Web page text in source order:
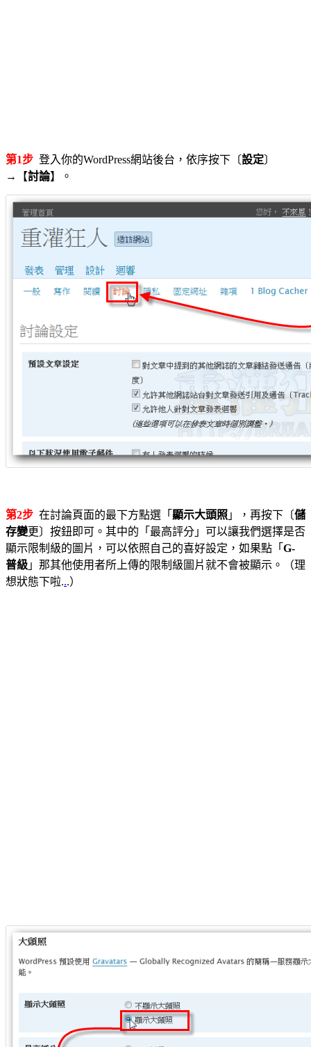
第1步 登入你的WordPress網站後台，依序按下〔設定〕
→【討論】。
第2步 在討論頁面的最下方點選「 顯示大頭照 」，再按下〔儲
存變更〕按鈕即可。其中的「最高評分」可以讓我們選擇是否
顯示限制級的圖片，可以依照自己的喜好設定，如果點「 G-
普級 」那其他使用者所上傳的限制級圖片就不會被顯示。（理
想狀態下啦...）